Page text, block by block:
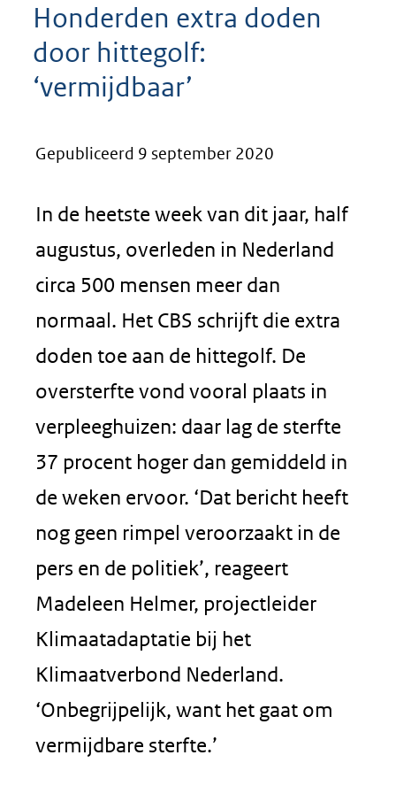
Honderden extra doden
door hittegolf:
‘vermijdbaar’
Gepubliceerd 9 september 2020
In de heetste week van dit jaar, half
augustus, overleden in Nederland
circa 500 mensen meer dan
normaal. Het CBS schrijft die extra
doden toe aan de hittegolf. De
oversterfte vond vooral plaats in
verpleeghuizen: daar lag de sterfte
37 procent hoger dan gemiddeld in
de weken ervoor. ‘Dat bericht heeft
nog geen rimpel veroorzaakt in de
pers en de politiek’, reageert
Madeleen Helmer, projectleider
Klimaatadaptatie bij het
Klimaatverbond Nederland.
‘Onbegrijpelijk, want het gaat om
vermijdbare sterfte.’